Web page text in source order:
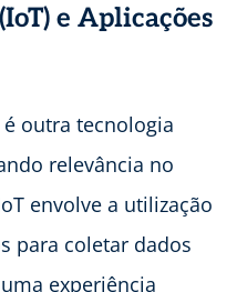
e Aplicações
é outra tecnologia
relevância no
envolve a utilização
para coletar dados
experiência